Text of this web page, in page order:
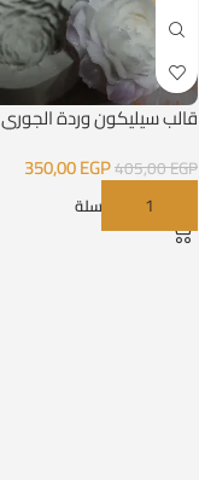
قالب سيليكون وردة الجوري
405,00EGP
350,00EGP
إضافة إلى السلة